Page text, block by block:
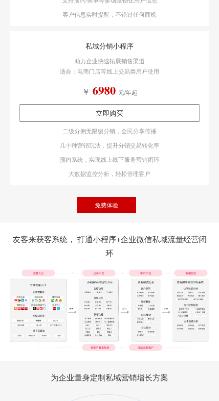
客户信息实时提醒，不错过任何商机
私域分销小程序
助力企业快速拓展销售渠道
适合：电商门店等线上交易类用户使用
￥ 6980 元/年起
立即购买
二级分佣无限级分销，全民分享传播
几十种营销玩法，提升分销交易转化率
预约系统，实现线上线下服务营销闭环
大数据监控分析，轻松管理客户
免费体验
友客来获客系统， 打通小程序+企业微信私域流量经营闭
环
为企业量身定制私域营销增长方案